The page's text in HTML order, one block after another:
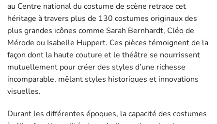
au Centre national du costume de scène retrace cet
héritage à travers plus de 130 costumes originaux des
plus grandes icônes comme Sarah Bernhardt, Cléo de
Mérode ou Isabelle Huppert. Ces pièces témoignent de la
façon dont la haute couture et le théâtre se nourrissent
mutuellement pour créer des styles d’une richesse
incomparable, mêlant styles historiques et innovations
visuelles.
Durant les différentes époques, la capacité des costumes